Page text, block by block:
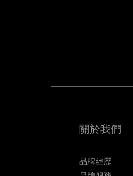
關於我們
品牌經歷